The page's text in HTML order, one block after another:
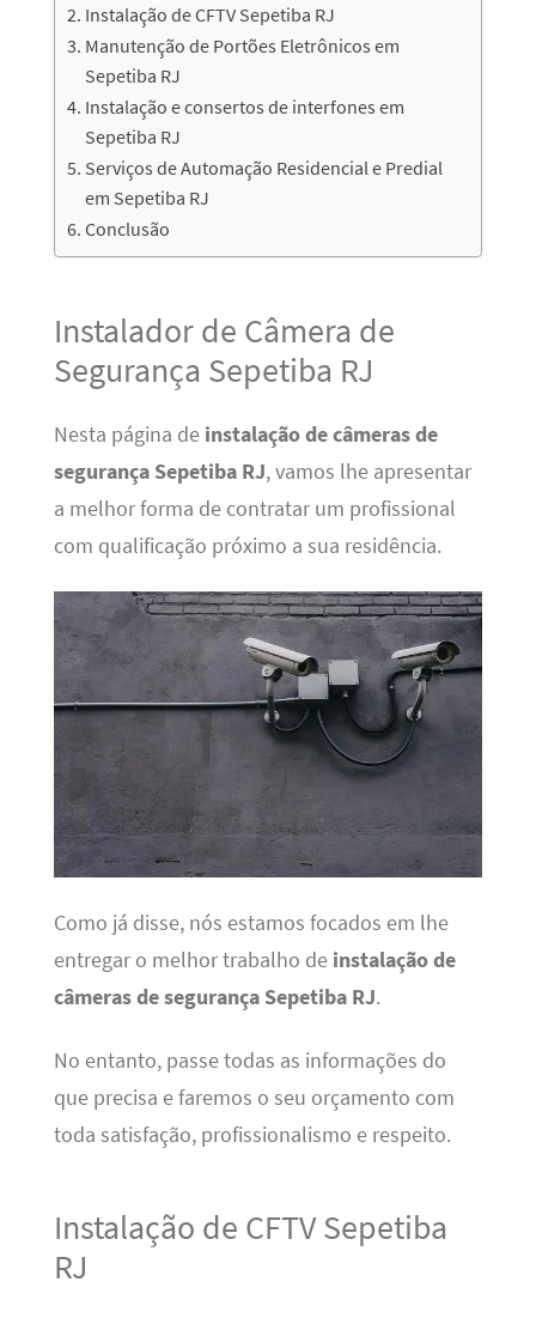
Instalação de CFTV Sepetiba RJ
Manutenção de Portões Eletrônicos em
Sepetiba RJ
Instalação e consertos de interfones em
Sepetiba RJ
Serviços de Automação Residencial e Predial
em Sepetiba RJ
Conclusão
Instalador de Câmera de
Segurança Sepetiba RJ
Nesta página de instalação de câmeras de
segurança Sepetiba RJ, vamos lhe apresentar
a melhor forma de contratar um profissional
com qualificação próximo a sua residência.
Como já disse, nós estamos focados em lhe
entregar o melhor trabalho de instalação de
câmeras de segurança Sepetiba RJ.
No entanto, passe todas as informações do
que precisa e faremos o seu orçamento com
toda satisfação, profissionalismo e respeito.
Instalação de CFTV Sepetiba
RJ